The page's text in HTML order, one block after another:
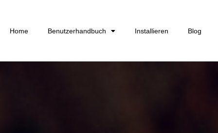
Home Benutzerhandbuch Installieren Blog